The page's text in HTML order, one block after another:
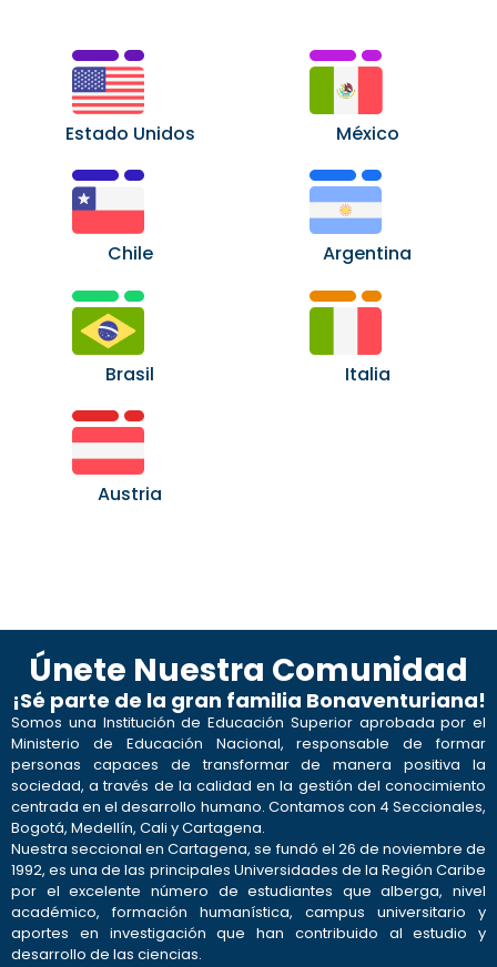
Estado Unidos México
Chile Argentina
Brasil Italia
Austria
Únete Nuestra Comunidad
¡Sé parte de la gran familia Bonaventuriana!
Somos una Institución de Educación Superior aprobada por el
Ministerio de Educación Nacional, responsable de formar
personas capaces de transformar de manera positiva la
sociedad, a través de la calidad en la gestión del conocimiento
centrada en el desarrollo humano. Contamos con 4 Seccionales,
Bogotá, Medellín, Cali y Cartagena.
Nuestra seccional en Cartagena, se fundó el 26 de noviembre de
1992, es una de las principales Universidades de la Región Caribe
por el excelente número de estudiantes que alberga, nivel
académico, formación humanística, campus universitario y
aportes en investigación que han contribuido al estudio y
desarrollo de las ciencias.